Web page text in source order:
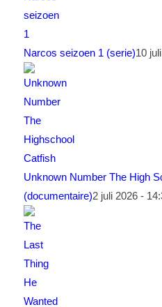
Narcos seizoen 1 (serie)10
Unknown Number The High
(documentaire)2 juli 2026 -